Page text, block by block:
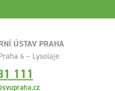
ÚSTAV PRAHA
6 – Lysolaje
111